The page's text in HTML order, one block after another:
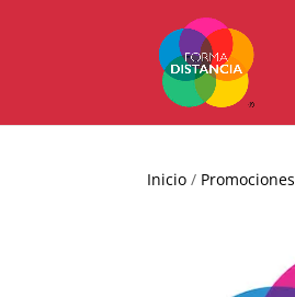
Inicio / Promociones